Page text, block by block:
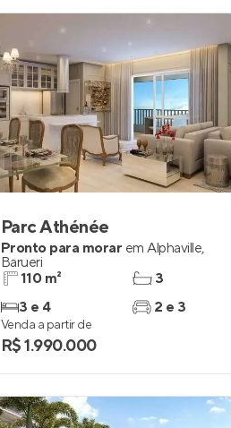
Parc Athénée
Pronto para morar em Alphaville,
Barueri
110 m²
3 e 4
3
2 e 3
Venda a partir de
R$ 1.990.000